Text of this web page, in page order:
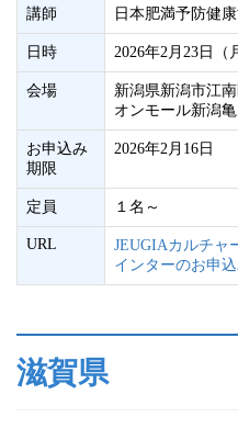
講師 日本肥満予防健
日時 2026年2月23日（
会場
新潟県新潟市江
オンモール新潟
お申込み
期限
2026年2月16日
定員 １名～
URL
JEUGIAカルチャ
インターのお申
滋賀県